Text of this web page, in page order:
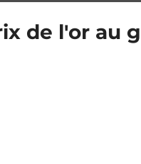
de l'or au